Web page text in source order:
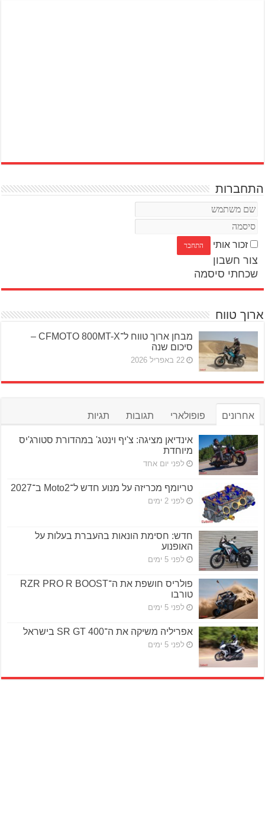
התחברות
זכור אותי
צור חשבון
שכחתי סיסמה
ארוך טווח
מבחן ארוך טווח ל־CFMOTO 800MT-X –
סיכום שנה
22 באפריל 2026
אחרונים פופולארי תגובות תגיות
אינדיאן מציגה: צ'יף וינטג' במהדורת סטורג'יס
מיוחדת
לפני יום אחד
טריומף מכריזה על מנוע חדש ל־Moto2 ב־2027
לפני 2 ימים
חדש: חסימת הונאות בהעברת בעלות על
האופנוע
לפני 5 ימים
פולריס חושפת את ה־RZR PRO R BOOST
טורבו
לפני 5 ימים
אפריליה משיקה את ה־SR GT 400 בישראל
לפני 5 ימים